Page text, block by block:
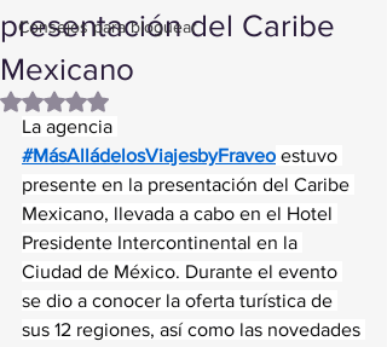
Consejos para bloguear
presentación del Caribe
Mexicano
Obtuvo NaN de 5 estrellas.
La agencia
#MásAlládelosViajesbyFraveo estuvo
presente en la presentación del Caribe
Mexicano, llevada a cabo en el Hotel
Presidente Intercontinental en la
Ciudad de México. Durante el evento
se dio a conocer la oferta turística de
sus 12 regiones, así como las novedades